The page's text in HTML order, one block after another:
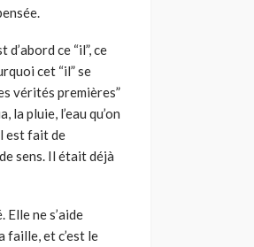
ce “il”, ce
cet “il” se
vérités premières”
la pluie, l’eau qu’on
est fait de
sens. Il était déjà
ne s’aide
faille, et c’est le